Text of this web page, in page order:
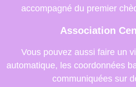
accompagné du premier
Association
Vous pouvez aussi faire un
automatique, les coordonnées
communiquées sur